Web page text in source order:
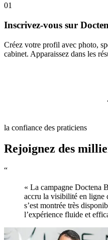
01
Inscrivez-vous sur
Créez votre profil avec photo,
cabinet. Apparaissez dans les
la confiance des praticiens
Rejoignez des
“
« La campagne Doctena
accru la visibilité en ligne
s’est montrée très
l’expérience fluide et